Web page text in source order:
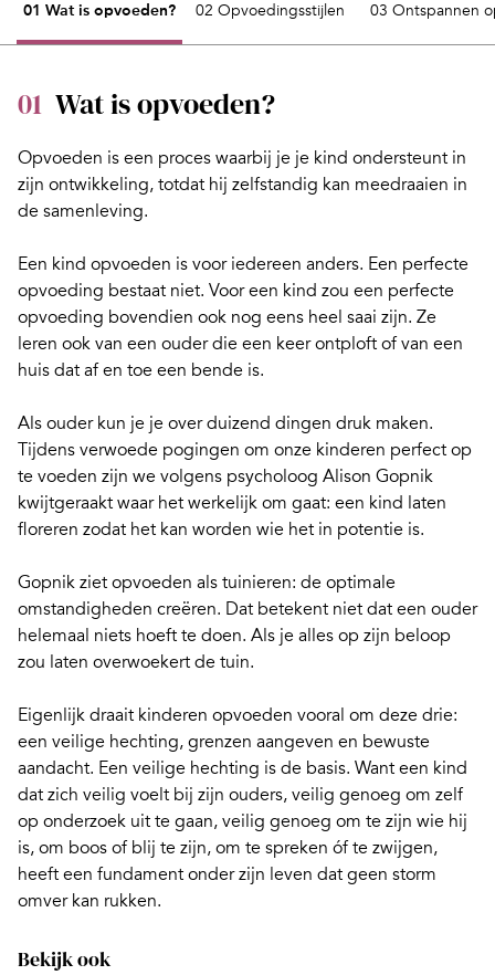
01 Wat is opvoeden? 02 Opvoedingsstijlen 03 Ontspannen
01 Wat is opvoeden?
Opvoeden is een proces waarbij je je kind ondersteunt in
zijn ontwikkeling, totdat hij zelfstandig kan meedraaien in
de samenleving.
Een kind opvoeden is voor iedereen anders. Een perfecte
opvoeding bestaat niet. Voor een kind zou een perfecte
opvoeding bovendien ook nog eens heel saai zijn. Ze
leren ook van een ouder die een keer ontploft of van een
huis dat af en toe een bende is.
Als ouder kun je je over duizend dingen druk maken.
Tijdens verwoede pogingen om onze kinderen perfect op
te voeden zijn we volgens psycholoog Alison Gopnik
kwijtgeraakt waar het werkelijk om gaat: een kind laten
floreren zodat het kan worden wie het in potentie is.
Gopnik ziet opvoeden als tuinieren: de optimale
omstandigheden creëren. Dat betekent niet dat een ouder
helemaal niets hoeft te doen. Als je alles op zijn beloop
zou laten overwoekert de tuin.
Eigenlijk draait kinderen opvoeden vooral om deze drie:
een veilige hechting, grenzen aangeven en bewuste
aandacht. Een veilige hechting is de basis. Want een kind
dat zich veilig voelt bij zijn ouders, veilig genoeg om zelf
op onderzoek uit te gaan, veilig genoeg om te zijn wie hij
is, om boos of blij te zijn, om te spreken óf te zwijgen,
heeft een fundament onder zijn leven dat geen storm
omver kan rukken.
Bekijk ook